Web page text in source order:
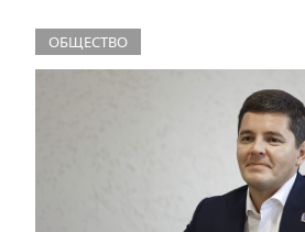
ОБЩЕСТВО